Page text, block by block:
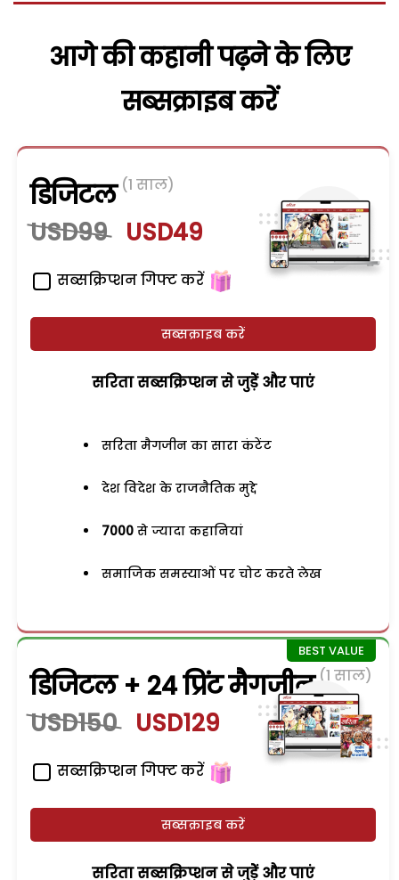
आगे की कहानी पढ़ने के लिए
सब्सक्राइब करें
डिजिटल (1 साल)
USD99 USD49
सब्सक्रिप्शन गिफ्ट करें
सब्सक्राइब करें
सरिता सब्सक्रिप्शन से जुड़ेें और पाएं
सरिता मैगजीन का सारा कंटेंट
देश विदेश के राजनैतिक मुद्दे
7000 से ज्यादा कहानियां
समाजिक समस्याओं पर चोट करते लेख
डिजिटल + 24 प्रिंट मैगजीन (1 साल)
USD150 USD129
सब्सक्रिप्शन गिफ्ट करें
सब्सक्राइब करें
सरिता सब्सक्रिप्शन से जुड़ेें और पाएं